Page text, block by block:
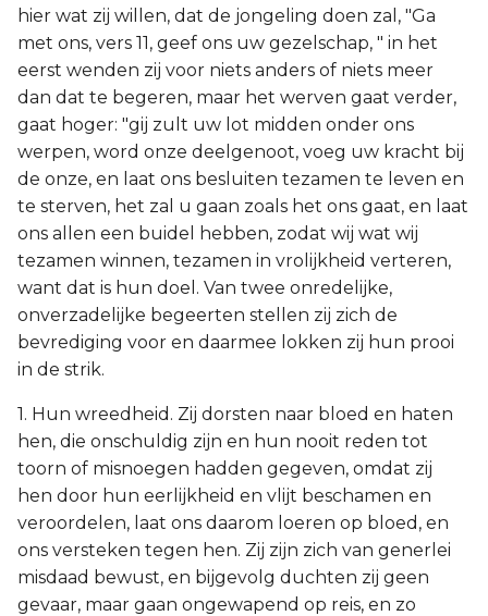
hier wat zij willen, dat de jongeling doen zal, "Ga
met ons, vers 11, geef ons uw gezelschap, " in het
eerst wenden zij voor niets anders of niets meer
dan dat te begeren, maar het werven gaat verder,
gaat hoger: "gij zult uw lot midden onder ons
werpen, word onze deelgenoot, voeg uw kracht bij
de onze, en laat ons besluiten tezamen te leven en
te sterven, het zal u gaan zoals het ons gaat, en laat
ons allen een buidel hebben, zodat wij wat wij
tezamen winnen, tezamen in vrolijkheid verteren,
want dat is hun doel. Van twee onredelijke,
onverzadelijke begeerten stellen zij zich de
bevrediging voor en daarmee lokken zij hun prooi
in de strik.
1. Hun wreedheid. Zij dorsten naar bloed en haten
hen, die onschuldig zijn en hun nooit reden tot
toorn of misnoegen hadden gegeven, omdat zij
hen door hun eerlijkheid en vlijt beschamen en
veroordelen, laat ons daarom loeren op bloed, en
ons versteken tegen hen. Zij zijn zich van generlei
misdaad bewust, en bijgevolg duchten zij geen
gevaar, maar gaan ongewapend op reis, en zo